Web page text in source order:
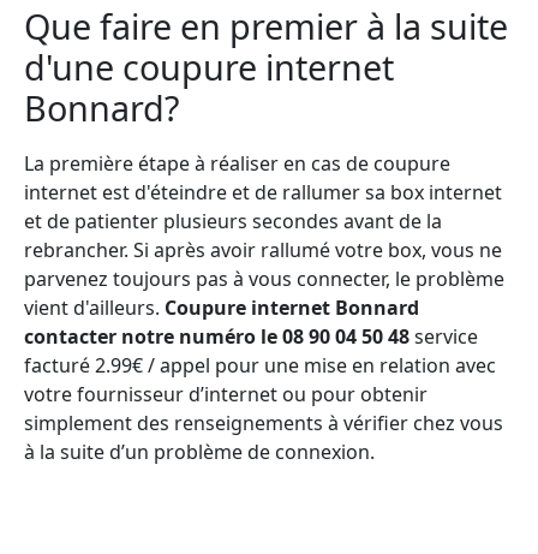
Que faire en premier à la suite
d'une coupure internet
Bonnard?
La première étape à réaliser en cas de coupure
internet est d'éteindre et de rallumer sa box internet
et de patienter plusieurs secondes avant de la
rebrancher. Si après avoir rallumé votre box, vous ne
parvenez toujours pas à vous connecter, le problème
vient d'ailleurs. Coupure internet Bonnard
contacter notre numéro le 08 90 04 50 48service
facturé 2.99€ / appel pour une mise en relation avec
votre fournisseur d’internet ou pour obtenir
simplement des renseignements à vérifier chez vous
à la suite d’un problème de connexion.